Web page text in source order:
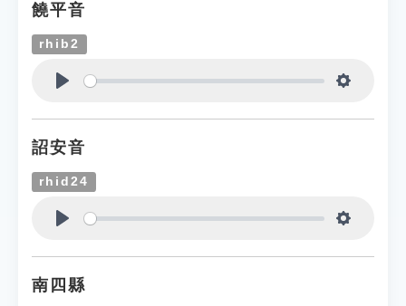
饒平音
rhib2
詔安音
rhid24
南四縣